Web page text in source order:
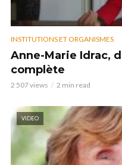
INSTITUTIONS ET ORGANISMES
Anne-Marie Idrac,
complète
2 507 views 2 min read
VIDEO